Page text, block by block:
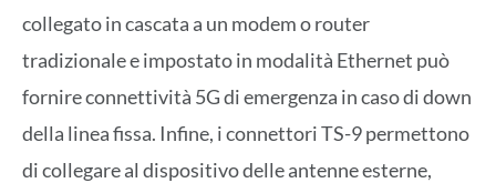
collegato in cascata a un modem o router
tradizionale e impostato in modalità Ethernet può
fornire connettività 5G di emergenza in caso di down
della linea fissa. Infine, i connettori TS-9 permettono
di collegare al dispositivo delle antenne esterne,